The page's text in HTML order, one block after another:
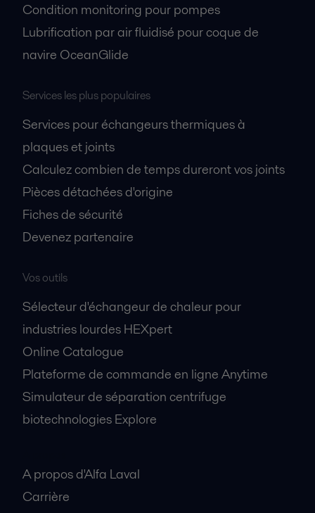
Condition monitoring pour pompes
Lubrification par air fluidisé pour coque de
navire OceanGlide
Services les plus populaires
Services pour échangeurs thermiques à
plaques et joints
Calculez combien de temps dureront vos joints
Pièces détachées d'origine
Fiches de sécurité
Devenez partenaire
Vos outils
Sélecteur d'échangeur de chaleur pour
industries lourdes HEXpert
Online Catalogue
Plateforme de commande en ligne Anytime
Simulateur de séparation centrifuge
biotechnologies Explore
A propos d'Alfa Laval
Carrière